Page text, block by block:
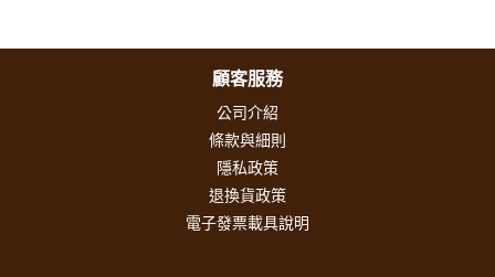
顧客服務
公司介紹
條款與細則
隱私政策
退換貨政策
電子發票載具說明